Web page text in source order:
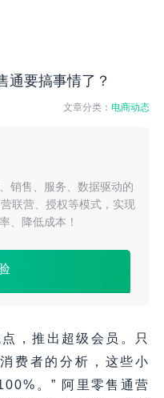
通要搞事情了？
文章分类：电商动态
销售、服务、数据驱动的
联营、授权等模式，实现
、降低成本！
，推出超级会员。只
费者的分析，这些小
。” 阿里零售通营